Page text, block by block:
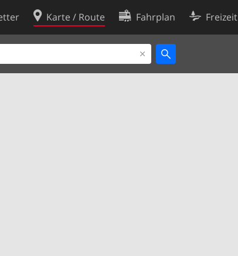
Karte / Route Fahrplan Freizeit
Cookie-Richtlinie
Cookie-Einstellungen